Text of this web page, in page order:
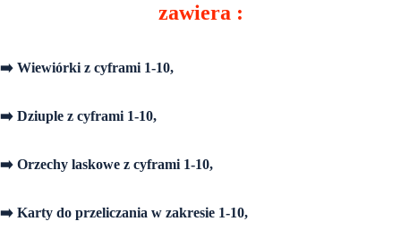
zawiera :
➡️ Wiewiórki z cyframi 1-10,
➡️ Dziuple z cyframi 1-10,
➡️ Orzechy laskowe z cyframi 1-10,
➡️ Karty do przeliczania w zakresie 1-10,